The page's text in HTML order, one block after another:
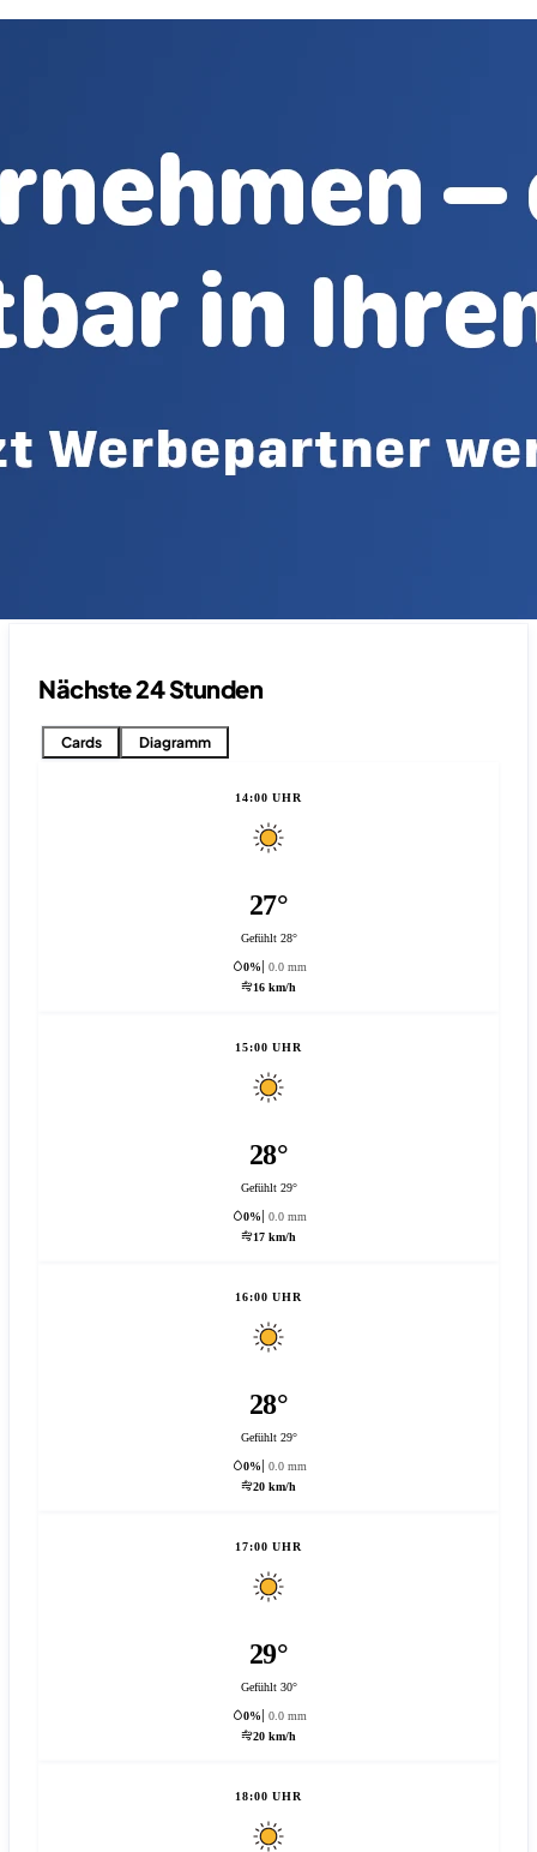
Nächste 24 Stunden
Cards Diagramm
14:00 UHR
27°
Gefühlt 28°
0%
0.0 mm
16 km/h
15:00 UHR
28°
Gefühlt 29°
0%
0.0 mm
17 km/h
16:00 UHR
28°
Gefühlt 29°
0%
0.0 mm
20 km/h
17:00 UHR
29°
Gefühlt 30°
0%
0.0 mm
20 km/h
18:00 UHR